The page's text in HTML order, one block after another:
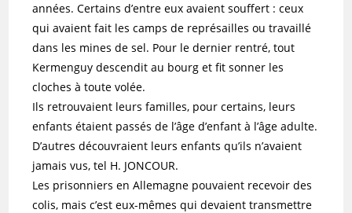
années. Certains d’entre eux avaient souffert : ceux
qui avaient fait les camps de représailles ou travaillé
dans les mines de sel. Pour le dernier rentré, tout
Kermenguy descendit au bourg et fit sonner les
cloches à toute volée.
Ils retrouvaient leurs familles, pour certains, leurs
enfants étaient passés de l’âge d’enfant à l’âge adulte.
D’autres découvraient leurs enfants qu’ils n’avaient
jamais vus, tel H. JONCOUR.
Les prisonniers en Allemagne pouvaient recevoir des
colis, mais c’est eux-mêmes qui devaient transmettre